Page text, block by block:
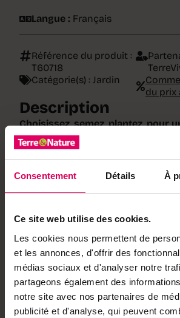
Consentement Détails À
Ce site web utilise des cookies.
Les cookies nous permettent de
et les annonces, d'offrir des
médias sociaux et d'analyser notre
partageons également des
notre site avec nos partenaires de
publicité et d'analyse, qui peuvent
Langue : Français
Référence du produit :
T60718
Catégorie(s) : Jardin
du prix
Description
Choisissez, semez, plantez, pour
jardin joyeux et fleuri !
Une antisèche pour le jardin
cultiver, qui apporteront toute leur
Dimensions :9×17 cm
Partenaire : OLF – Terre Vivante
Notre partenaire
OLF ,